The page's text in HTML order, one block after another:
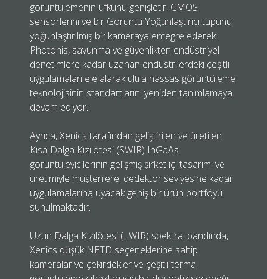
görüntülemenin ufkunu genişletir. CMOS
sensörlerini ve bir Görüntü Yoğunlaştırıcı tüpünü
yoğunlaştırılmış bir kameraya entegre ederek
Photonis, savunma ve güvenlikten endüstriyel
denetimlere kadar uzanan endüstrilerdeki çeşitli
uygulamaları ele alarak ultra hassas görüntüleme
teknolojisinin standartlarını yeniden tanımlamaya
devam ediyor.
Ayrıca, Xenics tarafından geliştirilen ve üretilen
Kısa Dalga Kızılötesi (SWIR) InGaAs
görüntüleyicilerinin gelişmiş şirket içi tasarımı ve
üretimiyle müşterilere, dedektör seviyesine kadar
uygulamalarına uyacak geniş bir ürün portföyü
sunulmaktadır.
Uzun Dalga Kızılötesi (LWIR) spektral bandında,
Xenics düşük NETD seçeneklerine sahip
kameralar ve çekirdekler ve çeşitli termal